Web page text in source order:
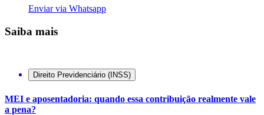
Enviar via Whatsapp
Saiba mais
Direito Previdenciário (INSS)
MEI e aposentadoria: quando essa contribuição realmente vale
a pena?